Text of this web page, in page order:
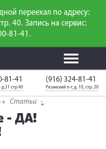
переехал по адресу:
40. Запись на сервис:
81-41.
Калькулятор
слесарного
ремонта
81-41
д.31 стр.40
(916) 324-81-41
Рязанский п-т, д. 10, стр. 20
Статьи
- ДА!